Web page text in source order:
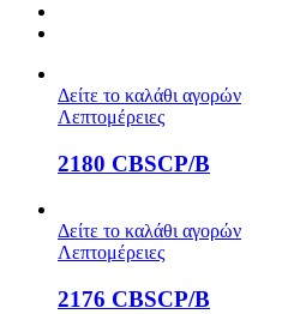
Δείτε το καλάθι αγορών
Λεπτομέρειες
2180 CBSCP/B
Δείτε το καλάθι αγορών
Λεπτομέρειες
2176 CBSCP/B